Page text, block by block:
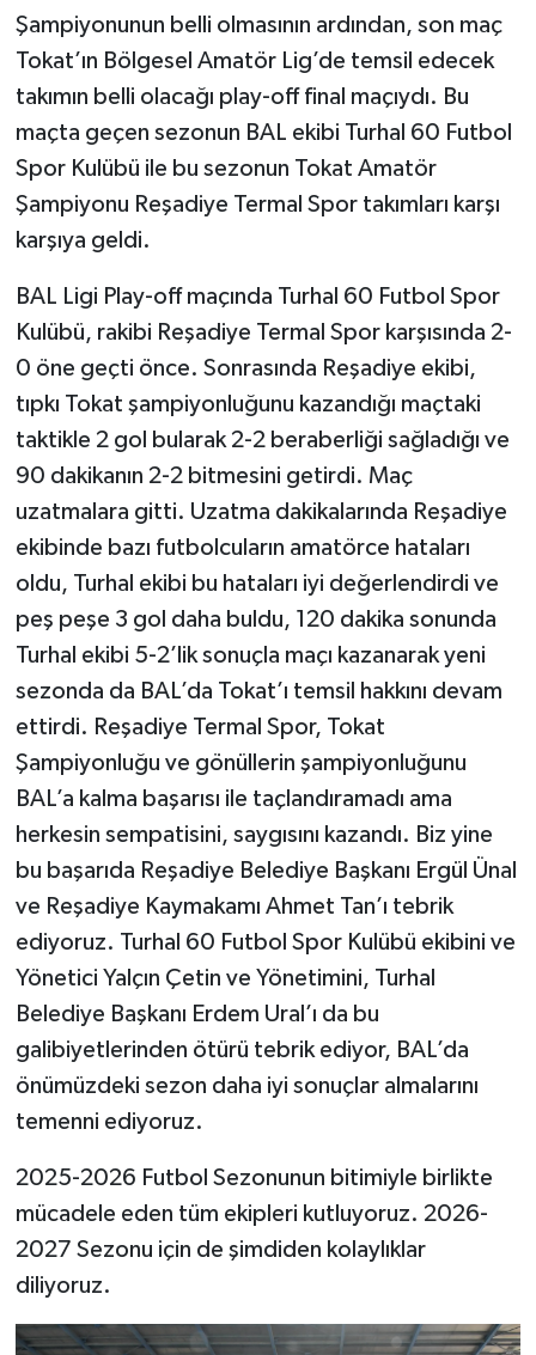
Şampiyonunun belli olmasının ardından, son maç
Tokat’ın Bölgesel Amatör Lig’de temsil edecek
takımın belli olacağı play-off final maçıydı. Bu
maçta geçen sezonun BAL ekibi Turhal 60 Futbol
Spor Kulübü ile bu sezonun Tokat Amatör
Şampiyonu Reşadiye Termal Spor takımları karşı
karşıya geldi.
BAL Ligi Play-off maçında Turhal 60 Futbol Spor
Kulübü, rakibi Reşadiye Termal Spor karşısında 2-
0 öne geçti önce. Sonrasında Reşadiye ekibi,
tıpkı Tokat şampiyonluğunu kazandığı maçtaki
taktikle 2 gol bularak 2-2 beraberliği sağladığı ve
90 dakikanın 2-2 bitmesini getirdi. Maç
uzatmalara gitti. Uzatma dakikalarında Reşadiye
ekibinde bazı futbolcuların amatörce hataları
oldu, Turhal ekibi bu hataları iyi değerlendirdi ve
peş peşe 3 gol daha buldu, 120 dakika sonunda
Turhal ekibi 5-2’lik sonuçla maçı kazanarak yeni
sezonda da BAL’da Tokat’ı temsil hakkını devam
ettirdi. Reşadiye Termal Spor, Tokat
Şampiyonluğu ve gönüllerin şampiyonluğunu
BAL’a kalma başarısı ile taçlandıramadı ama
herkesin sempatisini, saygısını kazandı. Biz yine
bu başarıda Reşadiye Belediye Başkanı Ergül Ünal
ve Reşadiye Kaymakamı Ahmet Tan’ı tebrik
ediyoruz. Turhal 60 Futbol Spor Kulübü ekibini ve
Yönetici Yalçın Çetin ve Yönetimini, Turhal
Belediye Başkanı Erdem Ural’ı da bu
galibiyetlerinden ötürü tebrik ediyor, BAL’da
önümüzdeki sezon daha iyi sonuçlar almalarını
temenni ediyoruz.
2025-2026 Futbol Sezonunun bitimiyle birlikte
mücadele eden tüm ekipleri kutluyoruz. 2026-
2027 Sezonu için de şimdiden kolaylıklar
diliyoruz.